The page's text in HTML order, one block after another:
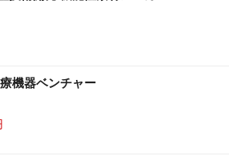
機器ベンチャー